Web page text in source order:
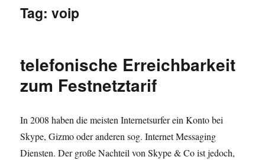
Tag:voip
telefonische Erreichbarkeit
zum Festnetztarif
In 2008 haben die meisten Internetsurfer ein Konto bei
Skype, Gizmo oder anderen sog. Internet Messaging
Diensten. Der große Nachteil von Skype & Co ist jedoch,